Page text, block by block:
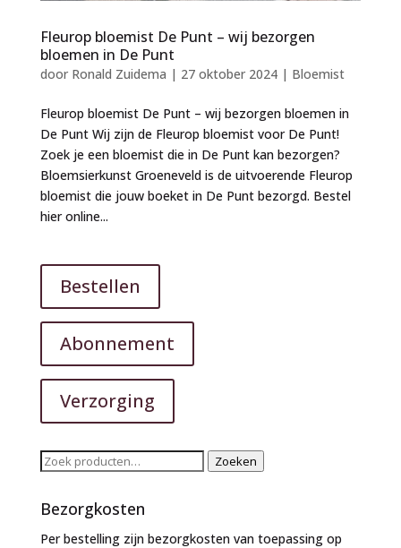
Fleurop bloemist De Punt – wij bezorgen
bloemen in De Punt
door Ronald Zuidema | 27 oktober 2024| Bloemist
Fleurop bloemist De Punt – wij bezorgen bloemen in
De Punt Wij zijn de Fleurop bloemist voor De Punt!
Zoek je een bloemist die in De Punt kan bezorgen?
Bloemsierkunst Groeneveld is de uitvoerende Fleurop
bloemist die jouw boeket in De Punt bezorgd. Bestel
hier online...
Bestellen
Abonnement
Verzorging
Zoeken
Zoeken
Bezorgkosten
Per bestelling zijn bezorgkosten van toepassing op